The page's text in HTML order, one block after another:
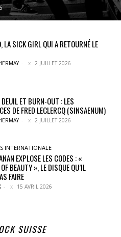
LA SICK GIRL QUI A RETOURNÉ LE
- 2 JUILLET 2026
DEUIL ET BURN-OUT : LES
DE FRED LECLERCQ (SINSAENUM)
- 2 JUILLET 2026
INTERNATIONALE
EXPLOSE LES CODES : «
BEAUTY », LE DISQUE QU’IL
FAIRE
- 15 AVRIL 2026
SUISSE